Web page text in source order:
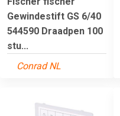
Gewindestift GS 6/40
544590 Draadpen 100
stu...
Conrad NL